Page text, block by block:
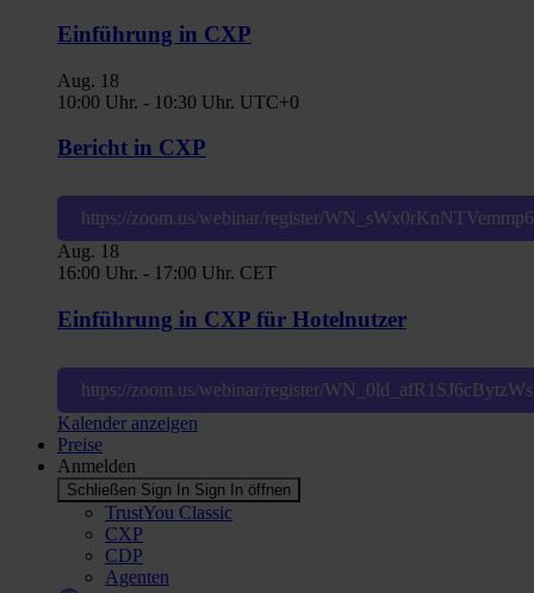
Einführung in CXP
Aug. 18
10:00 Uhr. - 10:30 Uhr. UTC+0
Bericht in CXP
https://zoom.us/webinar/register/
Aug. 18
16:00 Uhr. - 17:00 Uhr. CET
Einführung in CXP für Hotelnutzer
https://zoom.us/webinar/register/
Kalender anzeigen
Preise
Anmelden
Schließen Sign In Sign In öffnen
TrustYou Classic
CXP
CDP
Agenten